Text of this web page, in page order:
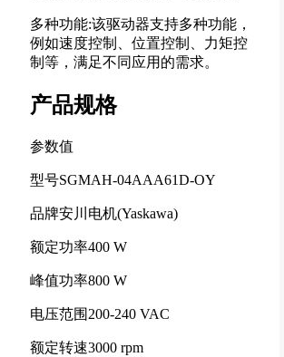
多种功能:该驱动器支持多种功能，
例如速度控制、位置控制、力矩控
制等，满足不同应用的需求。
产品规格
参数值
型号SGMAH-04AAA61D-OY
品牌安川电机(Yaskawa)
额定功率400 W
峰值功率800 W
电压范围200-240 VAC
额定转速3000 rpm